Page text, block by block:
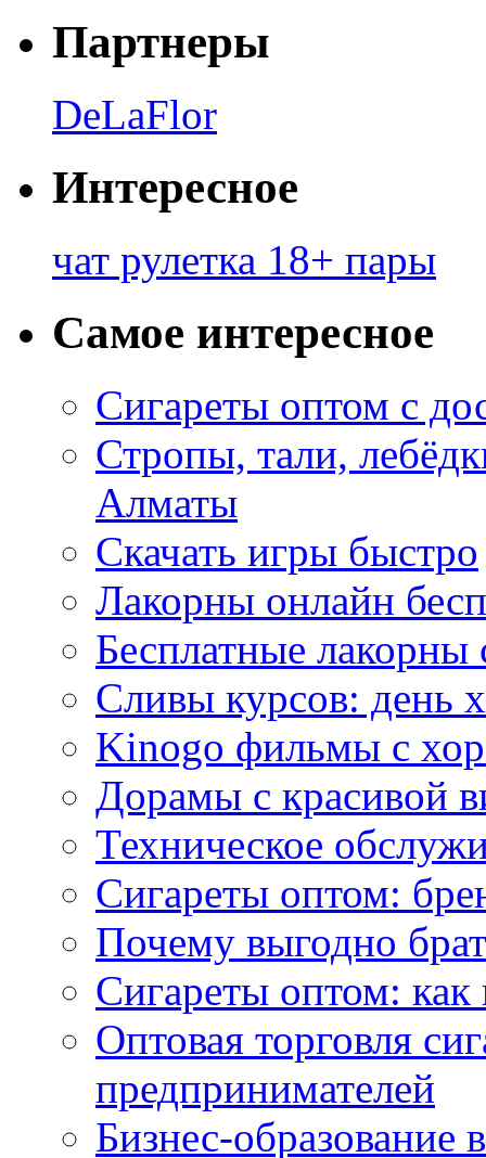
Партнеры
DeLaFlor
Интересное
чат рулетка 18+ пары
Самое интересное
Сигареты оптом с
Стропы, тали,
Алматы
Скачать игры быстро
Лакорны онлайн
Бесплатные лакорны
Сливы курсов: день
Kinogo фильмы с
Дорамы с красивой
Техническое
Сигареты оптом:
Почему выгодно
Сигареты оптом: как
Оптовая торговля
предпринимателей
Бизнес-образование